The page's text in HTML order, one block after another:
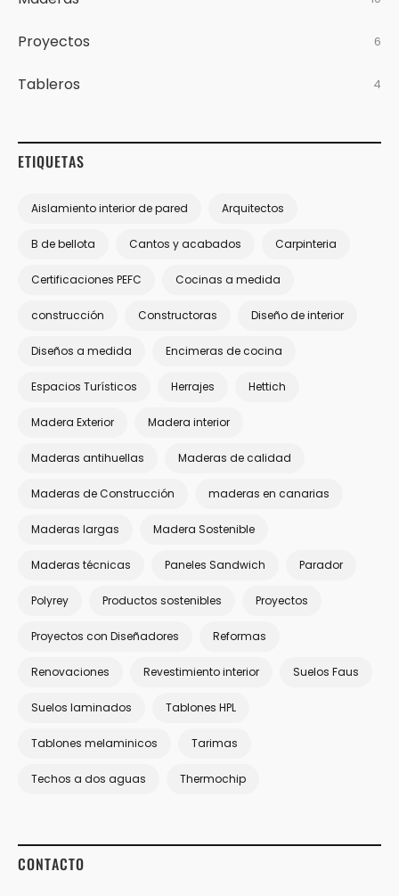
Proyectos 6
Tableros 4
ETIQUETAS
Aislamiento interior de pared Arquitectos
B de bellota Cantos y acabados Carpinteria
Certificaciones PEFC Cocinas a medida
construcción Constructoras Diseño de interior
Diseños a medida Encimeras de cocina
Espacios Turísticos Herrajes Hettich
Madera Exterior Madera interior
Maderas antihuellas Maderas de calidad
Maderas de Construcción maderas en canarias
Maderas largas Madera Sostenible
Maderas técnicas Paneles Sandwich Parador
Polyrey Productos sostenibles Proyectos
Proyectos con Diseñadores Reformas
Renovaciones Revestimiento interior Suelos Faus
Suelos laminados Tablones HPL
Tablones melaminicos Tarimas
Techos a dos aguas Thermochip
CONTACTO